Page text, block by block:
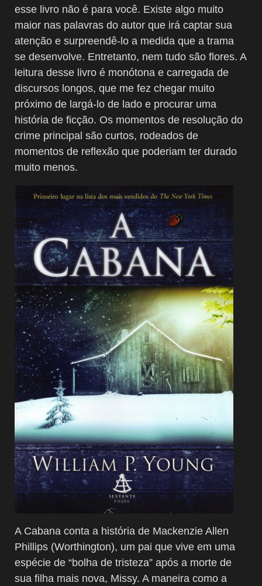
esse livro não é para você. Existe algo muito
maior nas palavras do autor que irá captar sua
atenção e surpreendê-lo a medida que a trama
se desenvolve. Entretanto, nem tudo são flores. A
leitura desse livro é monótona e carregada de
discursos longos, que me fez chegar muito
próximo de largá-lo de lado e procurar uma
história de ficção. Os momentos de resolução do
crime principal são curtos, rodeados de
momentos de reflexão que poderiam ter durado
muito menos.
A Cabana conta a história de Mackenzie Allen
Phillips (Worthington), um pai que vive em uma
espécie de “bolha de tristeza” após a morte de
sua filha mais nova, Missy. A maneira como a